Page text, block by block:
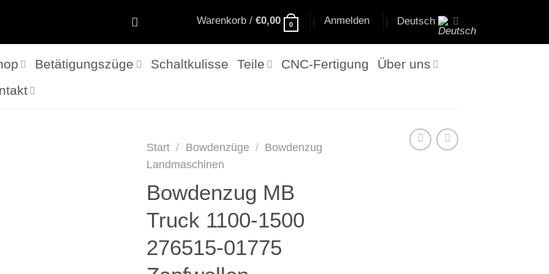
Warenkorb /€0,00 0 Anmelden Deutsch
Betätigungszüge Schaltkulisse Teile CNC-Fertigung
Über uns
Start / Bowdenzüge / Bowdenzug
Landmaschinen
Bowdenzug MB
Truck 1100-1500
276515-01775